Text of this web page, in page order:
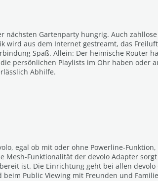
nächsten Gartenparty hungrig. Auch
wird aus dem Internet gestreamt, das
Spaß. Allein: Der heimische Router
persönlichen Playlists im Ohr haben
Abhilfe.
egal ob mit oder ohne Powerline-
Mesh-Funktionalität der devolo Adapter
ist. Die Einrichtung geht bei allen
Public Viewing mit Freunden und